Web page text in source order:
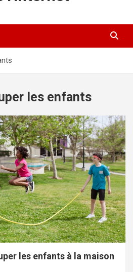
les enfants
les enfants à la maison